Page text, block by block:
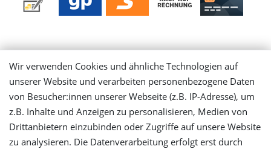
Mein Konto
Login
Registrieren
Wir verwenden Cookies und ähnliche Technologien auf
unserer Website und verarbeiten personenbezogene Daten
von Besucher:innen unserer Webseite (z.B. IP-Adresse), um
z.B. Inhalte und Anzeigen zu personalisieren, Medien von
Drittanbietern einzubinden oder Zugriffe auf unsere Website
zu analysieren. Die Datenverarbeitung erfolgt erst durch